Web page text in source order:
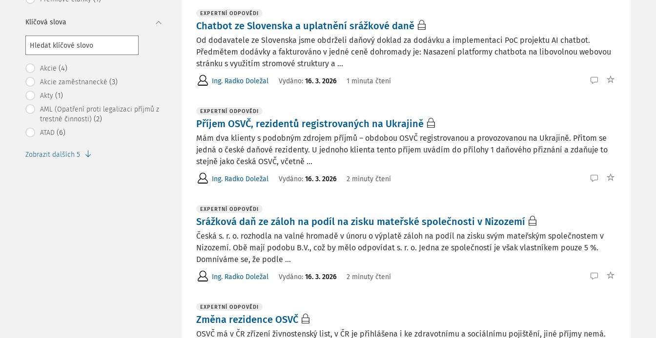
Klíčová slova
Akcie (4)
Akcie zaměstnanecké (3)
Akty (1)
AML (Opatření proti legalizaci příjmů z
trestné činnosti) (2)
ATAD (6)
Zobrazit dalších 5
EXPERTNÍ ODPOVĚDI
Chatbot ze Slovenska a uplatnění srážkové daně
Od dodavatele ze Slovenska jsme obdrželi daňový doklad za dodávku a implementaci PoC projektu AI chatbot.
Předmětem dodávky a fakturováno v jedné ceně dohromady je: Nasazení platformy chatbota na libovolnou webovou
stránku s využitím stromové struktury a ...
Ing. Radko Doležal Vydáno: 16. 3. 2026 1 minuta čtení
EXPERTNÍ ODPOVĚDI
Příjem OSVČ, rezidentů registrovaných na Ukrajině
Mám dva klienty s podobným zdrojem příjmů – obdobou OSVČ registrovanou a provozovanou na Ukrajině. Přitom se
jedná o české daňové rezidenty. U jednoho klienta tento příjem uvádím do přílohy 1 daňového přiznání a zdaňuje to
stejně jako česká OSVČ, včetně ...
Ing. Radko Doležal Vydáno: 16. 3. 2026 2 minuty čtení
EXPERTNÍ ODPOVĚDI
Srážková daň ze záloh na podíl na zisku mateřské společnosti v Nizozemí
Česká s. r. o. rozhodla na valné hromadě v únoru o výplatě záloh na podíl na zisku svým mateřským společnostem v
Nizozemí. Obě mají podobu B.V., což by mělo odpovídat s. r. o. Jedna ze společností je však vlastníkem pouze 5 %.
Domníváme se, že podle ...
Ing. Radko Doležal Vydáno: 16. 3. 2026 2 minuty čtení
EXPERTNÍ ODPOVĚDI
Změna rezidence OSVČ
OSVČ má v ČR zřízení živnostenský list, v ČR je přihlášena i ke zdravotnímu a sociálnímu pojištění, jiné příjmy nemá.